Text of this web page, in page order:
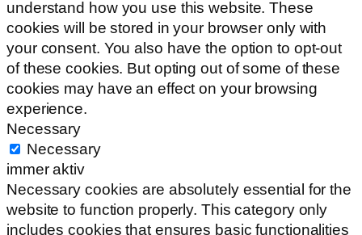
understand how you use this website. These
cookies will be stored in your browser only with
your consent. You also have the option to opt-out
of these cookies. But opting out of some of these
cookies may have an effect on your browsing
experience.
Necessary
Necessary
immer aktiv
Necessary cookies are absolutely essential for the
website to function properly. This category only
includes cookies that ensures basic functionalities